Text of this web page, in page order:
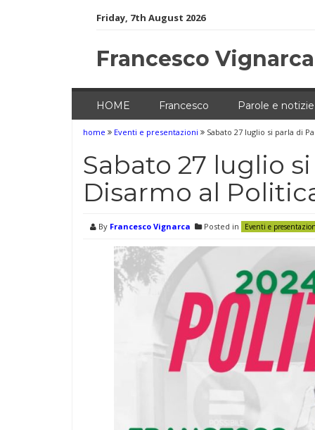
Friday, 7th August 2026
Francesco
HOME Francesco Parole e notizie
home Eventi e presentazioni Sabato 27 luglio si parla di
Sabato 27 luglio
Disarmo al
By Francesco Vignarca Posted in Eventi e